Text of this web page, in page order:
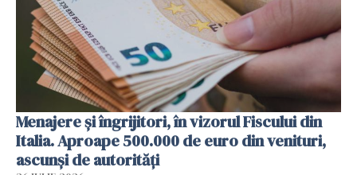
Menajere și îngrijitori, în vizorul Fiscului din
Italia. Aproape 500.000 de euro din venituri,
ascunși de autorități